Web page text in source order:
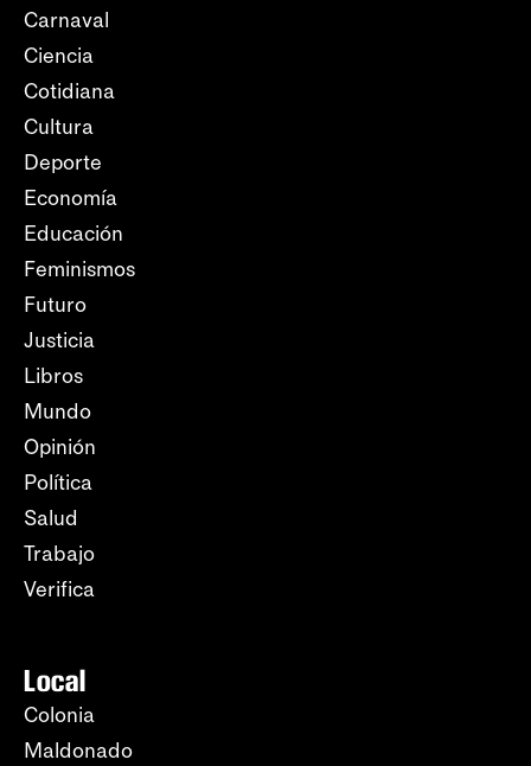
Carnaval
Ciencia
Cotidiana
Cultura
Deporte
Economía
Educación
Feminismos
Futuro
Justicia
Libros
Mundo
Opinión
Política
Salud
Trabajo
Verifica
Local
Colonia
Maldonado